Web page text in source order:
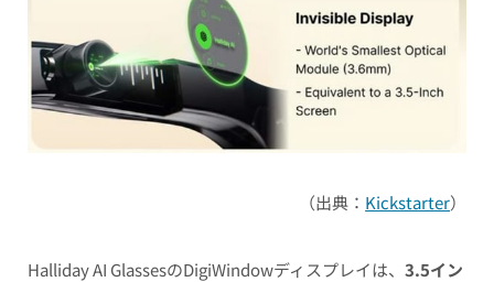
（出典： Kickstarter）
Halliday AI GlassesのDigiWindowディスプレイは、 3.5イン